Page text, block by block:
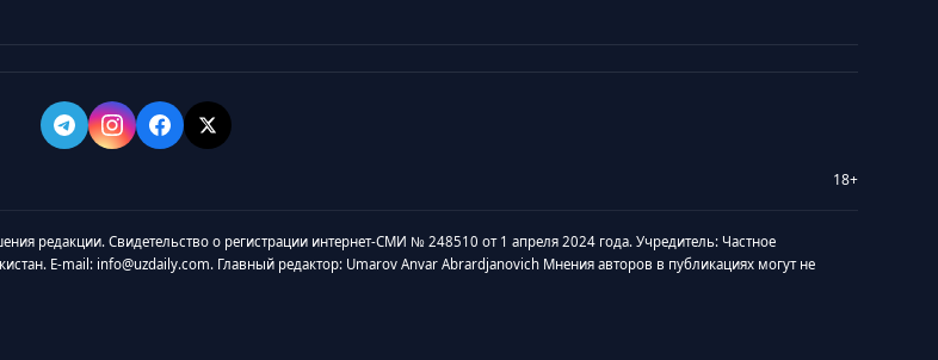
18+
редакции. Свидетельство о регистрации интернет-СМИ № 248510 от 1 апреля 2024 года. Учредитель: Частное
E-mail: info@uzdaily.com. Главный редактор: Umarov Anvar Abrardjanovich Мнения авторов в публикациях могут не